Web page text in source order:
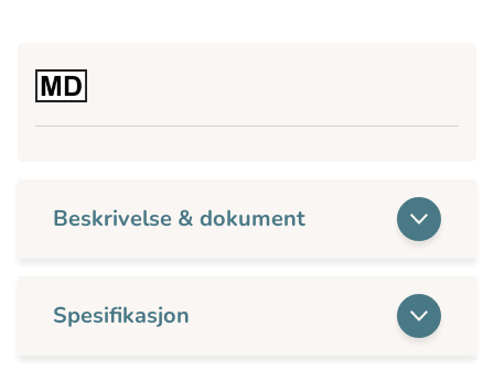
Beskrivelse & dokument
Spesifikasjon